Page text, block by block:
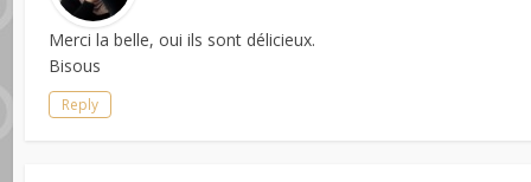
Merci la belle, oui ils sont délicieux.
Bisous
Reply